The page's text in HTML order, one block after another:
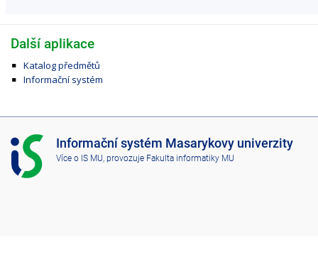
Další aplikace
Katalog předmětů
Informační systém
I
S
M
Informační systém Masarykovy univerzity
Více o IS MU , provozuje Fakulta informatiky MU